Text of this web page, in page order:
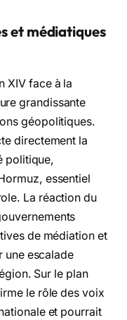
et médiatiques
XIV face à la
grandissante
géopolitiques.
directement la
politique,
essentiel
La réaction du
de médiation et
une escalade
Sur le plan
le rôle des voix
et pourrait